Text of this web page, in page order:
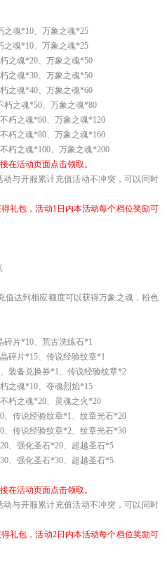
之魂*10、万象之魂*25
之魂*10、万象之魂*25
之魂*20、万象之魂*50
之魂*30、万象之魂*50
之魂*40、万象之魂*60
朽之魂*50、万象之魂*80
朽之魂*60、万象之魂*120
朽之魂*80、万象之魂*160
朽之魂*100、万象之魂*200
在活动页面点击领取。
与开服累计充值活动不冲突，可以同时
礼包，活动1日内本活动每个档位奖励可
值达到相应额度可以获得万象之魂，粉色
碎片*10、荒古洗练石*1
碎片*15、传说经验纹章*1
装备兑换券*1、传说经验纹章*2
之魂*10、夺魂烈焰*15
朽之魂*20、灵魂之火*20
、传说经验纹章*1、纹章光石*20
、传说经验纹章*2、纹章光石*30
、强化圣石*20、超越圣石*5
、强化圣石*30、超越圣石*5
在活动页面点击领取。
与开服累计充值活动不冲突，可以同时
礼包，活动2日内本活动每个档位奖励可